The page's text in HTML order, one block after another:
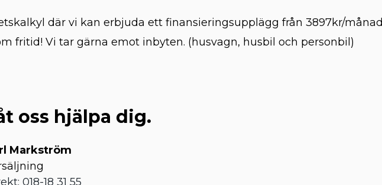
där vi kan erbjuda ett finansieringsupplägg från 3897kr/månad
fritid! Vi tar gärna emot inbyten. (husvagn, husbil och personbil)
oss hjälpa dig.
Markström
018-18 31 55